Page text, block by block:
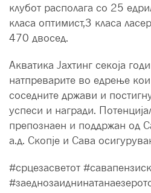
клубот располага со 25
класа оптимист,3 класа
470 двосед.
Акватика Јахтинг секоја
натпреварите во едрење
соседните држави и
успеси и награди.
препознаен и поддржан од
а.д. Скопје и Сава
#срцезасветот